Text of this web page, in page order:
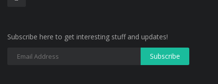
Subscribe here to get interesting stuff and updates!